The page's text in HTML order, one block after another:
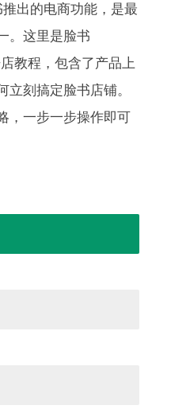
出的电商功能，是最
。这里是脸书
教程，包含了产品上
立刻搞定脸书店铺。
，一步一步操作即可